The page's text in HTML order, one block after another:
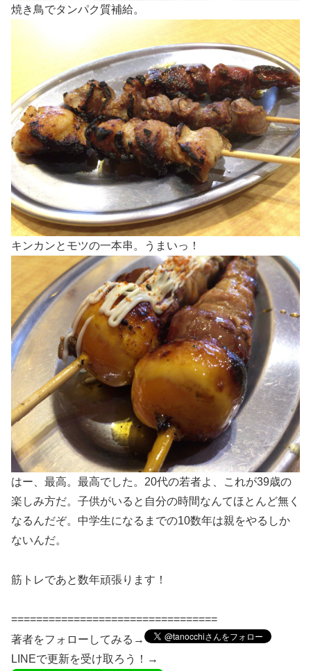
焼き鳥でタンパク質補給。
キンカンとモツの一本串。うまいっ！
はー、最高。最高でした。20代の若者よ、これが39歳の
楽しみ方だ。子供がいると自分の時間なんてほとんど無く
なるんだぞ。中学生になるまでの10数年は親をやるしか
ないんだ。
筋トレであと数年頑張ります！
=================================
著者をフォローしてみる→
LINEで更新を受け取ろう！→